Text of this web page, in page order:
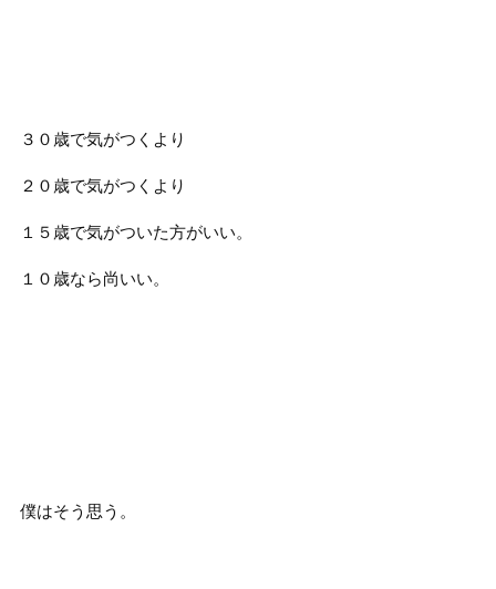
３０歳で気がつくより
２０歳で気がつくより
１５歳で気がついた方がいい。
１０歳なら尚いい。
僕はそう思う。